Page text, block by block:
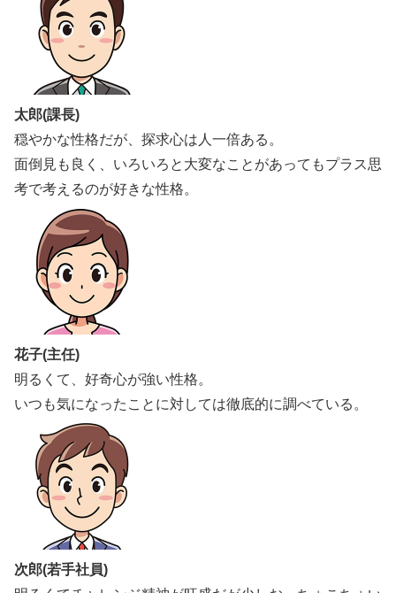
太郎(課長)
穏やかな性格だが、探求心は人一倍ある。
面倒見も良く、いろいろと大変なことがあってもプラス思
考で考えるのが好きな性格。
花子(主任)
明るくて、好奇心が強い性格。
いつも気になったことに対しては徹底的に調べている。
次郎(若手社員)